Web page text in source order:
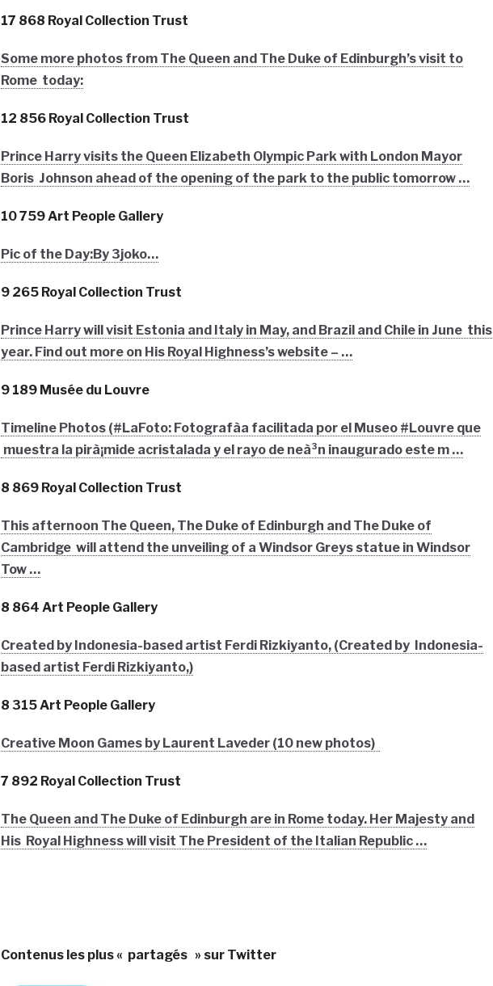
17 868 Royal Collection Trust
Some more photos from The Queen and The Duke of Edinburgh’s visit to
Rome today:
12 856 Royal Collection Trust
Prince Harry visits the Queen Elizabeth Olympic Park with London Mayor
Boris Johnson ahead of the opening of the park to the public tomorrow …
10 759 Art People Gallery
Pic of the Day:By 3joko…
9 265 Royal Collection Trust
Prince Harry will visit Estonia and Italy in May, and Brazil and Chile in June this
year. Find out more on His Royal Highness’s website – …
9 189 Musée du Louvre
Timeline Photos (#LaFoto: Fotografà­a facilitada por el Museo #Louvre que
muestra la pirà¡mide acristalada y el rayo de neà³n inaugurado este m …
8 869 Royal Collection Trust
This afternoon The Queen, The Duke of Edinburgh and The Duke of
Cambridge will attend the unveiling of a Windsor Greys statue in Windsor
Tow …
8 864 Art People Gallery
Created by Indonesia-based artist Ferdi Rizkiyanto, (Created by Indonesia-
based artist Ferdi Rizkiyanto,)
8 315 Art People Gallery
Creative Moon Games by Laurent Laveder (10 new photos)
7 892 Royal Collection Trust
The Queen and The Duke of Edinburgh are in Rome today. Her Majesty and
His Royal Highness will visit The President of the Italian Republic …
Contenus les plus « partagés » sur Twitter